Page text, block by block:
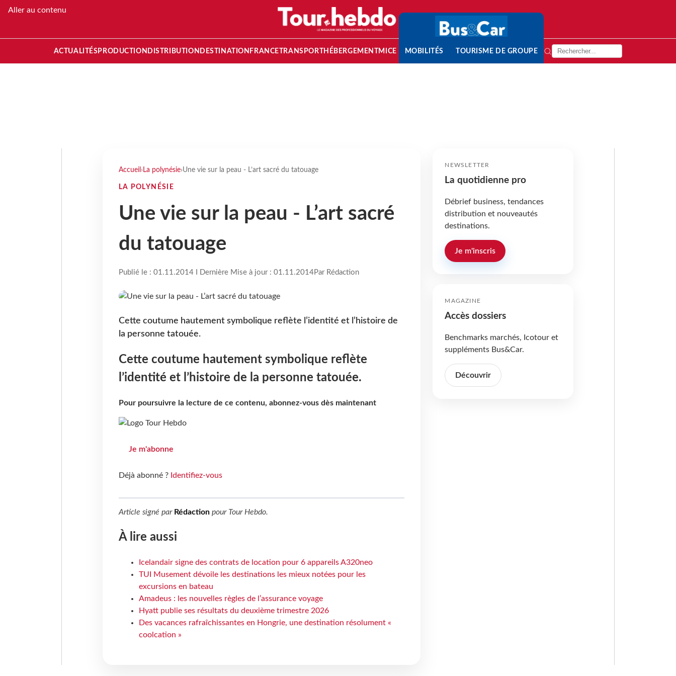
Aller au contenu
ACTUALITÉS PRODUCTION DISTRIBUTION DESTINATION FRANCETRANSPORT HÉBERGEMENTMICE MOBILITÉS TOURISME DE GROUPE
Accueil › La polynésie›Une vie sur la peau - L’art sacré du tatouage
LA POLYNÉSIE
Une vie sur la peau - L’art sacré
du tatouage
Publié le : 01.11.2014 I Dernière Mise à jour : 01.11.2014Par Rédaction
Cette coutume hautement symbolique reflète l’identité et l’histoire de
la personne tatouée.
Cette coutume hautement symbolique reflète
l’identité et l’histoire de la personne tatouée.
Pour poursuivre la lecture de ce contenu, abonnez-vous dès maintenant
Je m'abonne
Déjà abonné ? Identifiez-vous
Article signé par Rédactionpour Tour Hebdo.
À lire aussi
Icelandair signe des contrats de location pour 6 appareils A320neo
TUI Musement dévoile les destinations les mieux notées pour les
excursions en bateau
Amadeus : les nouvelles règles de l’assurance voyage
Hyatt publie ses résultats du deuxième trimestre 2026
Des vacances rafraîchissantes en Hongrie, une destination résolument «
coolcation »
NEWSLETTER
La quotidienne pro
Débrief business, tendances
distribution et nouveautés
destinations.
Je m'inscris
MAGAZINE
Accès dossiers
Benchmarks marchés, Icotour et
suppléments Bus&Car.
Découvrir